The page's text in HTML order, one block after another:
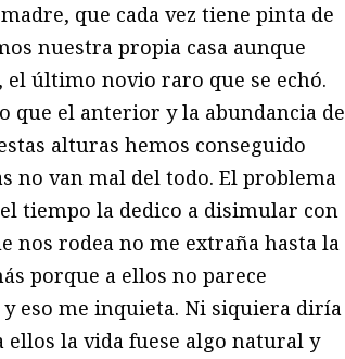
que cada vez tiene pinta de
nuestra propia casa aunque
último novio raro que se echó.
que el anterior y la abundancia de
alturas hemos conseguido
no van mal del todo. El problema
tiempo la dedico a disimular con
nos rodea no me extraña hasta la
porque a ellos no parece
eso me inquieta. Ni siquiera diría
ellos la vida fuese algo natural y